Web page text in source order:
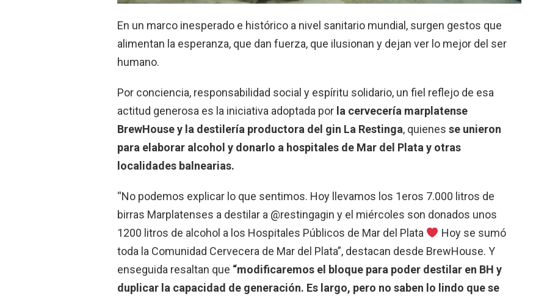
En un marco inesperado e histórico a nivel sanitario mundial, surgen gestos que
alimentan la esperanza, que dan fuerza, que ilusionan y dejan ver lo mejor del ser
humano.
Por conciencia, responsabilidad social y espíritu solidario, un fiel reflejo de esa
actitud generosa es la iniciativa adoptada por la cervecería marplatense
BrewHouse y la destilería productora del gin La Restinga, quienes se unieron
para elaborar alcohol y donarlo a hospitales de Mar del Plata y otras
localidades balnearias.
“No podemos explicar lo que sentimos. Hoy llevamos los 1eros 7.000 litros de
birras Marplatenses a destilar a @restingagin y el miércoles son donados unos
1200 litros de alcohol a los Hospitales Públicos de Mar del Plata
Hoy se sumó
toda la Comunidad Cervecera de Mar del Plata”, destacan desde BrewHouse. Y
enseguida resaltan que “modificaremos el bloque para poder destilar en BH y
duplicar la capacidad de generación. Es largo, pero no saben lo lindo que se